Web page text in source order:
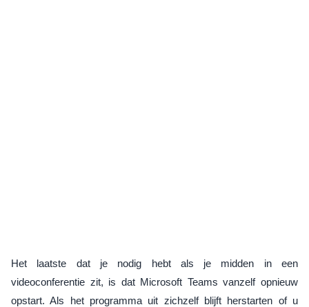
Het laatste dat je nodig hebt als je midden in een
videoconferentie zit, is dat Microsoft Teams vanzelf opnieuw
opstart. Als het programma uit zichzelf blijft herstarten of u